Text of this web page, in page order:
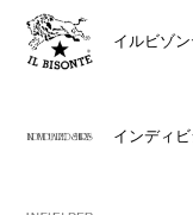
イルビゾン
インディ